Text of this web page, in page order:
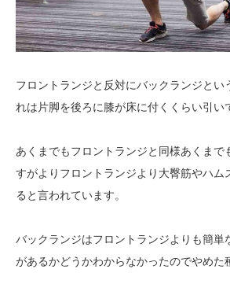
フロントランジと反対にバックランジとい
れは片脚を後ろに膝が床に付くくらい引い
あくまでもフロントランジと同様あくまで
すがよりフロントランジより大臀筋やハム
ると言われています。
バックランジはフロントランジよりも簡単
があるかどうかわからなかったのでやめた